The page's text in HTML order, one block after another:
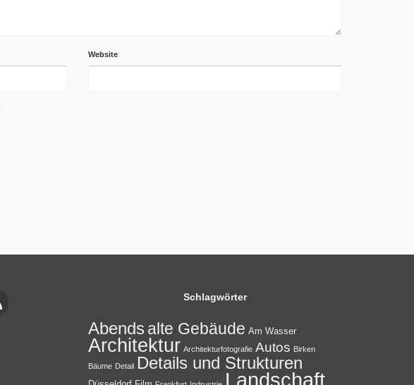
Website
Schlagwörter
Abends alte Gebäude Am Wasser
Architektur Architekturfotografie Autos Birken
Bäume Detail Details und Strukturen
Landschaft